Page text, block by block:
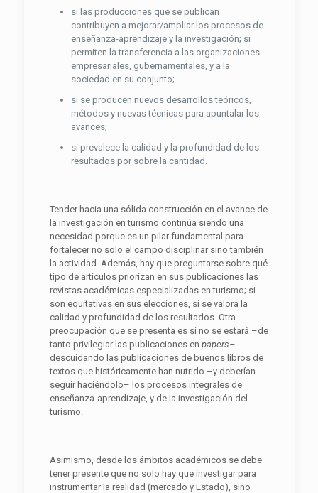
si las producciones que se publican
contribuyen a mejorar/ampliar los procesos de
enseñanza-aprendizaje y la investigación; si
permiten la transferencia a las organizaciones
empresariales, gubernamentales, y a la
sociedad en su conjunto;
si se producen nuevos desarrollos teóricos,
métodos y nuevas técnicas para apuntalar los
avances;
si prevalece la calidad y la profundidad de los
resultados por sobre la cantidad.
Tender hacia una sólida construcción en el avance de
la investigación en turismo continúa siendo una
necesidad porque es un pilar fundamental para
fortalecer no solo el campo disciplinar sino también
la actividad. Además, hay que preguntarse sobre qué
tipo de artículos priorizan en sus publicaciones las
revistas académicas especializadas en turismo; si
son equitativas en sus elecciones, si se valora la
calidad y profundidad de los resultados. Otra
preocupación que se presenta es si no se estará –de
tanto privilegiar las publicaciones en papers–
descuidando las publicaciones de buenos libros de
textos que históricamente han nutrido –y deberían
seguir haciéndolo– los procesos integrales de
enseñanza-aprendizaje, y de la investigación del
turismo.
Asimismo, desde los ámbitos académicos se debe
tener presente que no solo hay que investigar para
instrumentar la realidad (mercado y Estado), sino